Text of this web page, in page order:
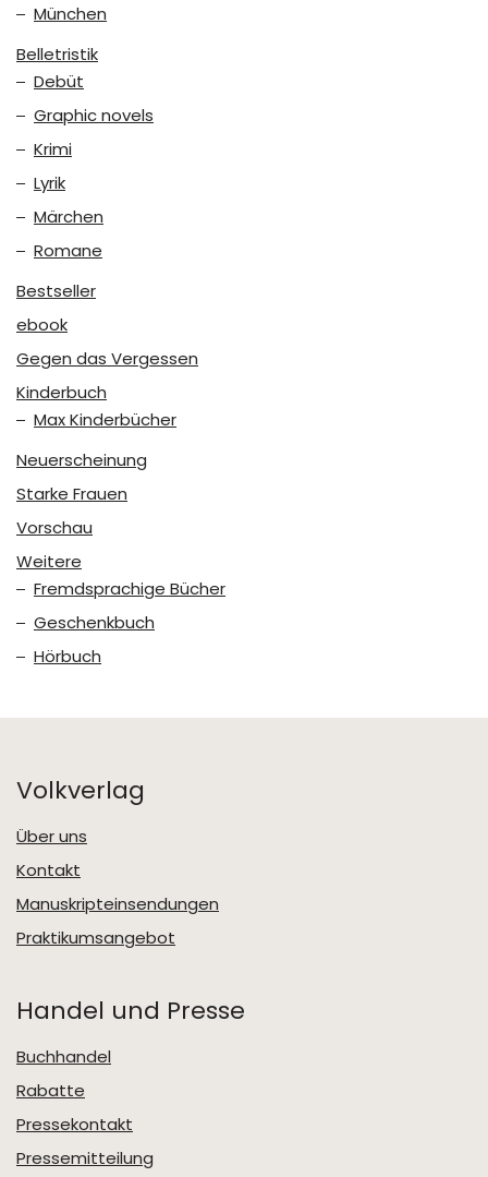
München
Belletristik
Debüt
Graphic novels
Krimi
Lyrik
Märchen
Romane
Bestseller
ebook
Gegen das Vergessen
Kinderbuch
Max Kinderbücher
Neuerscheinung
Starke Frauen
Vorschau
Weitere
Fremdsprachige Bücher
Geschenkbuch
Hörbuch
Volkverlag
Über uns
Kontakt
Manuskripteinsendungen
Praktikumsangebot
Handel und Presse
Buchhandel
Rabatte
Pressekontakt
Pressemitteilung